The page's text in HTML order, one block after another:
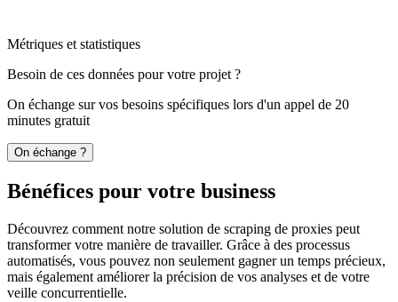
Métriques et statistiques
Besoin de ces données pour votre projet ?
On échange sur vos besoins spécifiques lors d'un appel de 20
minutes gratuit
On échange ?
Bénéfices pour votre business
Découvrez comment notre solution de scraping de proxies peut
transformer votre manière de travailler. Grâce à des processus
automatisés, vous pouvez non seulement gagner un temps précieux,
mais également améliorer la précision de vos analyses et de votre
veille concurrentielle.